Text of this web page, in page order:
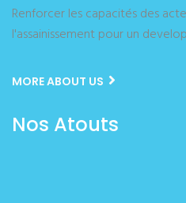
Renforcer les capacités des
l'assainissement pour un
MORE ABOUT US
Nos Atouts